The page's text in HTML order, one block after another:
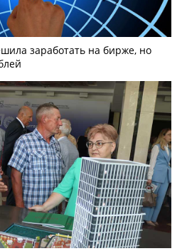
заработать на бирже, но